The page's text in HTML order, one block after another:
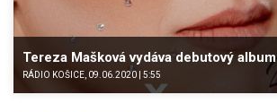
Tereza Mašková vydáva debutový album
RÁDIO KOŠICE, 09.06.2020 | 5:55